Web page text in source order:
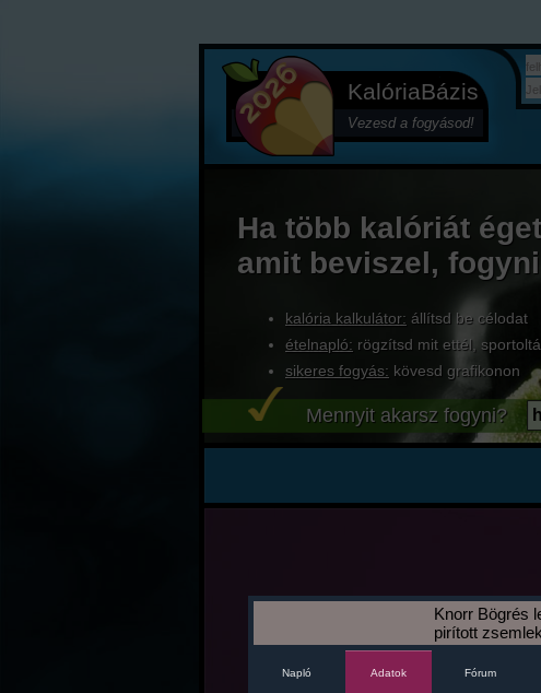
KalóriaBázis
Vezesd a fogyásod!
Ha több kalóriát
amit beviszel,
kalória kalkulátor: állítsd be célodat
ételnapló: rögzítsd mit ettél,
sikeres fogyás: kövesd grafikonon
Mennyit akarsz fogyni?
Knorr Bögrés
pirított
Napló Adatok Fórum